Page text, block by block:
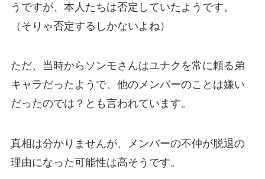
うですが、本人たちは否定していたようです。
（そりゃ否定するしかないよね）
ただ、当時からソンモさんはユナクを常に頼る弟
キャラだったようで、他のメンバーのことは嫌い
だったのでは？とも言われています。
真相は分かりませんが、メンバーの不仲が脱退の
理由になった可能性は高そうです。